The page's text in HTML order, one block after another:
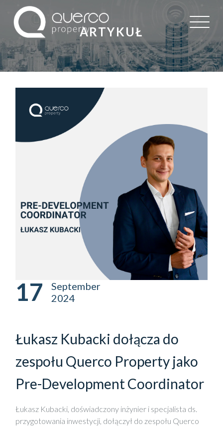
ARTYKUŁ
17
September
2024
Łukasz Kubacki dołącza do
zespołu Querco Property jako
Pre-Development Coordinator
Łukasz Kubacki, doświadczony inżynier i specjalista ds.
przygotowania inwestycji, dołączył do zespołu Querco